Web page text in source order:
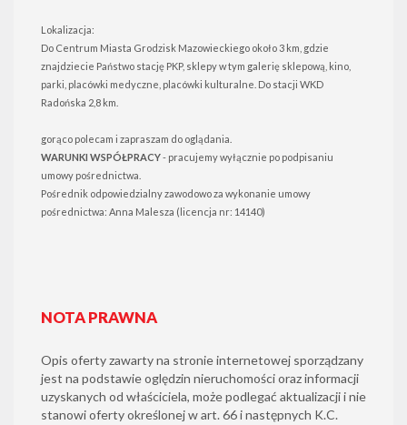
Lokalizacja:
Do Centrum Miasta Grodzisk Mazowieckiego około 3 km, gdzie
znajdziecie Państwo stację PKP, sklepy w tym galerię sklepową, kino,
parki, placówki medyczne, placówki kulturalne. Do stacji WKD
Radońska 2,8 km.
gorąco polecam i zapraszam do oglądania.
WARUNKI WSPÓŁPRACY- pracujemy wyłącznie po podpisaniu
umowy pośrednictwa.
Pośrednik odpowiedzialny zawodowo za wykonanie umowy
pośrednictwa: Anna Malesza (licencja nr: 14140)
NOTA PRAWNA
Opis oferty zawarty na stronie internetowej sporządzany
jest na podstawie oględzin nieruchomości oraz informacji
uzyskanych od właściciela, może podlegać aktualizacji i nie
stanowi oferty określonej w art. 66 i następnych K.C.